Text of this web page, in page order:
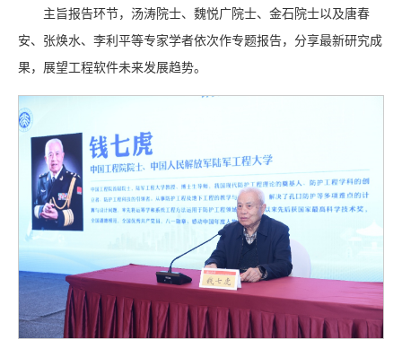
主旨报告环节，汤涛院士、魏悦广院士、金石院士以及唐春
安、张焕水、李利平等专家学者依次作专题报告，分享最新研究成
果，展望工程软件未来发展趋势。